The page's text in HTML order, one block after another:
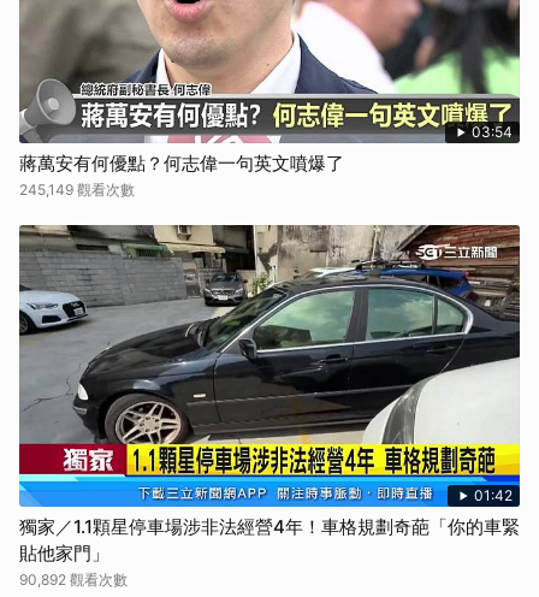
03:54
蔣萬安有何優點？何志偉一句英文噴爆了
245,149 觀看次數
01:42
獨家／1.1顆星停車場涉非法經營4年！車格規劃奇葩「你的車緊
貼他家門」
90,892 觀看次數